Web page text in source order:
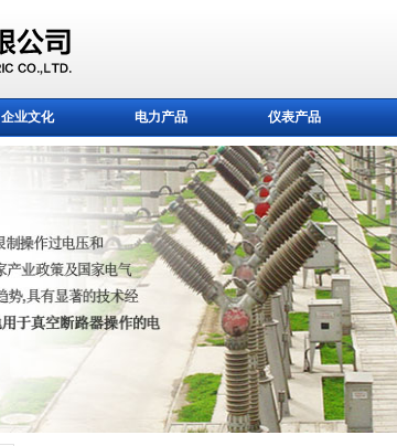
企业文化 电力产品 仪表产品